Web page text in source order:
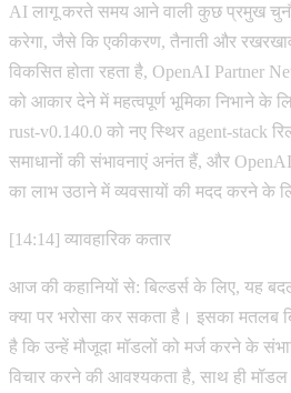
AI लागू करते समय आने वाली कुछ प्रमुख
करेगा, जैसे कि एकीकरण, तैनाती और
विकसित होता रहता है, OpenAI Partner
को आकार देने में महत्वपूर्ण भूमिका निभाने के
rust-v0.140.0 को नए स्थिर agent-stack
समाधानों की संभावनाएं अनंत हैं, और
का लाभ उठाने में व्यवसायों की मदद करने के
[14:14] व्यावहारिक कतार
आज की कहानियों से: बिल्डर्स के लिए, यह
क्या पर भरोसा कर सकता है। इसका मतलब
है कि उन्हें मौजूदा मॉडलों को मर्ज करने के
विचार करने की आवश्यकता है, साथ ही मॉडल